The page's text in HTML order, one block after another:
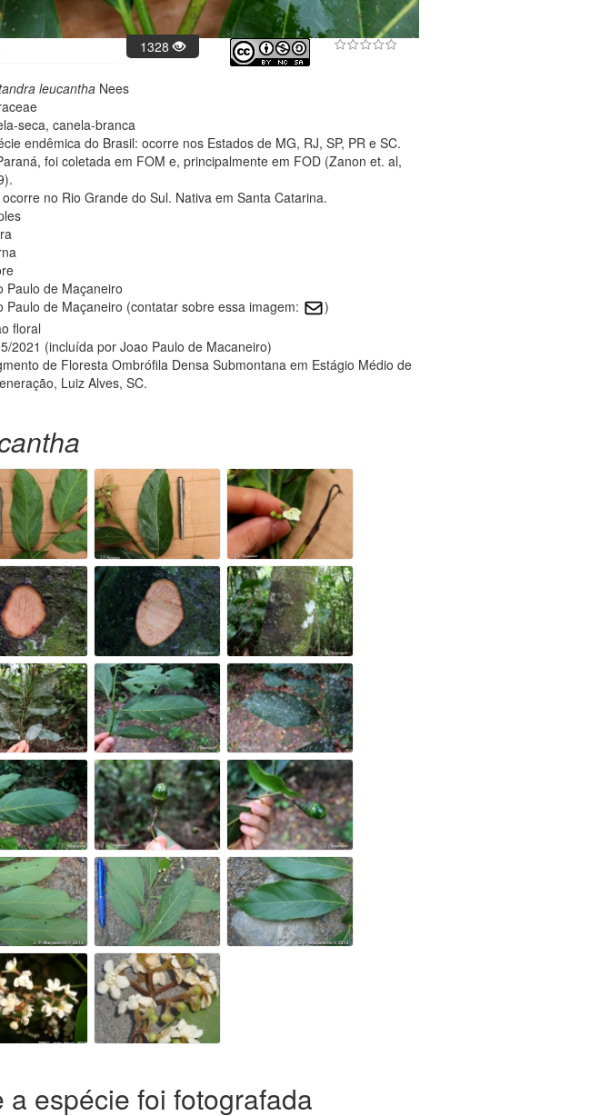
1328
leucantha Nees
seca, canela-branca
endêmica do Brasil: ocorre nos Estados de MG, RJ, SP, PR e SC.
foi coletada em FOM e, principalmente em FOD (Zanon et. al,
ocorre no Rio Grande do Sul. Nativa em Santa Catarina.
Paulo de Maçaneiro
Paulo de Maçaneiro (contatar sobre essa imagem:
)
floral
2021 (incluída por Joao Paulo de Macaneiro)
de Floresta Ombrófila Densa Submontana em Estágio Médio de
Luiz Alves, SC.
a espécie foi fotografada